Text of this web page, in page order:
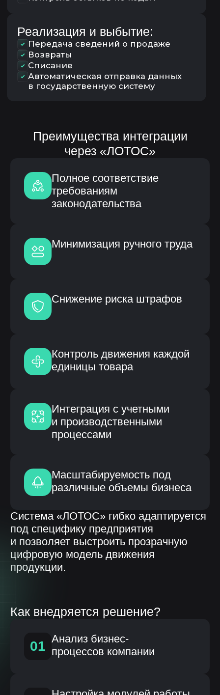
с маркировкой
03 Интеграция
с оборудованием (принтеры
этикеток, сканеры, ТСД)
04 Обучение сотрудников
Специалисты НЕЛУМБО-
АВТОМАТИЗАЦИЯ сопровождают
от консультации до промышленной
эксплуатации.